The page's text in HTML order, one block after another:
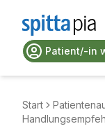
Patient/-in
Start